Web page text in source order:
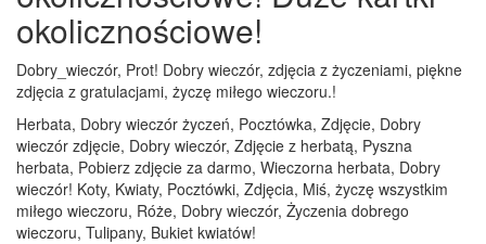
okolicznościowe!
Dobry_wieczór, Prot! Dobry wieczór, zdjęcia z życzeniami, piękne
zdjęcia z gratulacjami, życzę miłego wieczoru.!
Herbata, Dobry wieczór życzeń, Pocztówka, Zdjęcie, Dobry
wieczór zdjęcie, Dobry wieczór, Zdjęcie z herbatą, Pyszna
herbata, Pobierz zdjęcie za darmo, Wieczorna herbata, Dobry
wieczór! Koty, Kwiaty, Pocztówki, Zdjęcia, Miś, życzę wszystkim
miłego wieczoru, Róże, Dobry wieczór, Życzenia dobrego
wieczoru, Tulipany, Bukiet kwiatów!